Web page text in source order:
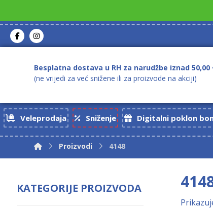
Besplatna dostava u RH za narudžbe iznad 50,00
(ne vrijedi za već snižene ili za proizvode na akciji)
Veleprodaja Sniženje Digitalni poklon
Proizvodi 4148
KATEGORIJE PROIZVODA